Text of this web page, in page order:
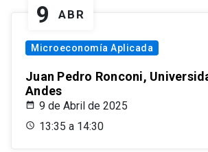
9 ABR
Microeconomía Aplicada
Juan Pedro Ronconi,
Andes
9 de Abril de 2025
13:35 a 14:30